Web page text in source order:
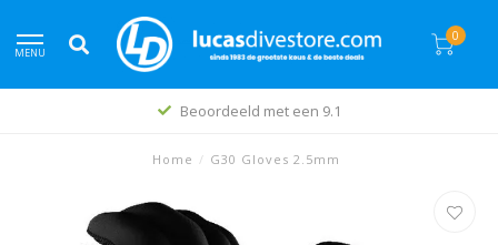
MENU
0
Beoordeeld met een 9.1
Home / G30 Gloves 2.5mm